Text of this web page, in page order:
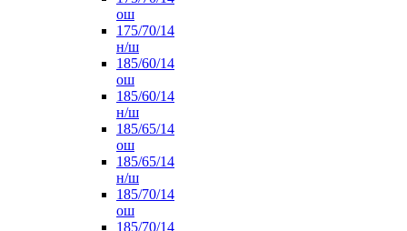
ош
175/70/14
н/ш
185/60/14
ош
185/60/14
н/ш
185/65/14
ош
185/65/14
н/ш
185/70/14
ош
185/70/14